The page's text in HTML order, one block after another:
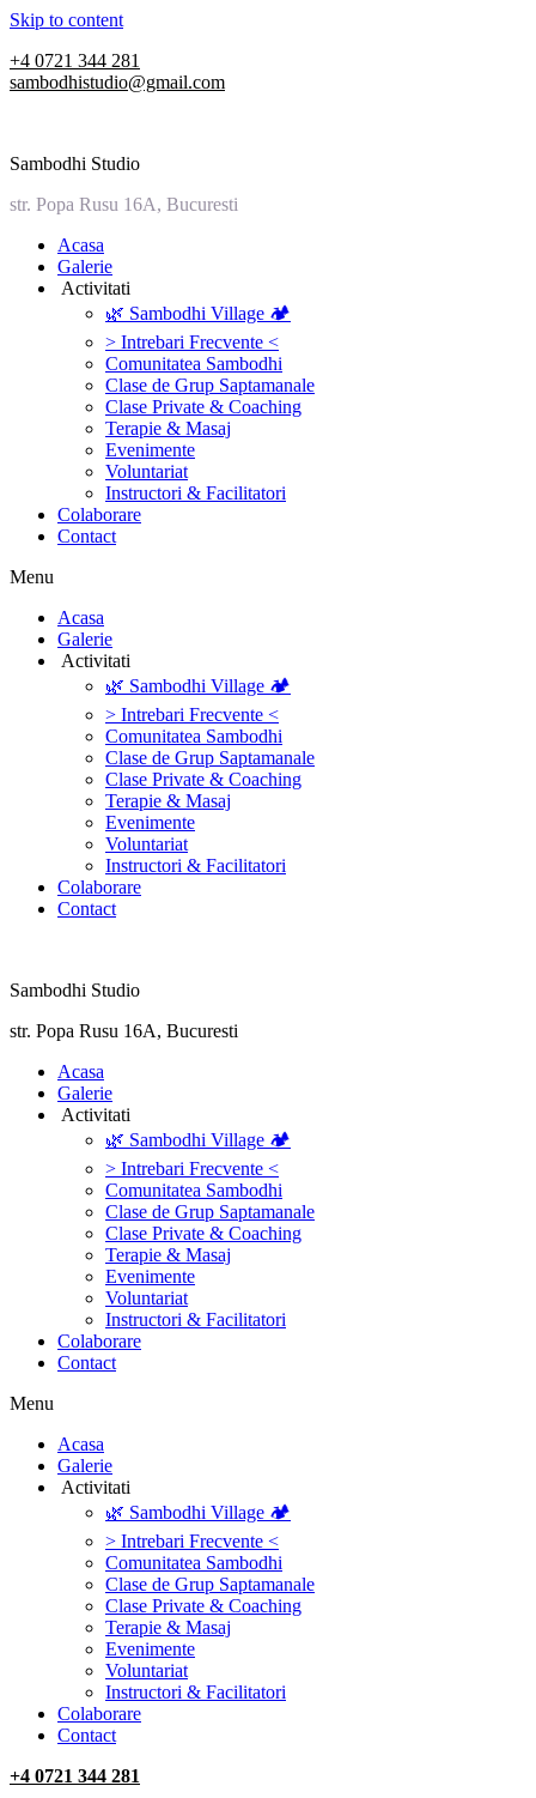
Skip to content
+4 0721 344 281
sambodhistudio@gmail.com
Sambodhi Studio
str. Popa Rusu 16A, Bucuresti
‎Acasa
Galerie
‎ ‎Activitati‎
🌿 Sambodhi Village 🏕️
> Intrebari Frecvente <
Comunitatea Sambodhi
Clase de Grup Saptamanale
Clase Private & Coaching
Terapie & Masaj
‎Evenimente
Voluntariat
‏‏‎Instructori & Facilitatori
Colaborare
Contact
Menu
‎Acasa
Galerie
‎ ‎Activitati‎
🌿 Sambodhi Village 🏕️
> Intrebari Frecvente <
Comunitatea Sambodhi
Clase de Grup Saptamanale
Clase Private & Coaching
Terapie & Masaj
‎Evenimente
Voluntariat
‏‏‎Instructori & Facilitatori
Colaborare
Contact
Sambodhi Studio
str. Popa Rusu 16A, Bucuresti
‎Acasa
Galerie
‎ ‎Activitati‎
🌿 Sambodhi Village 🏕️
> Intrebari Frecvente <
Comunitatea Sambodhi
Clase de Grup Saptamanale
Clase Private & Coaching
Terapie & Masaj
‎Evenimente
Voluntariat
‏‏‎Instructori & Facilitatori
Colaborare
Contact
Menu
‎Acasa
Galerie
‎ ‎Activitati‎
🌿 Sambodhi Village 🏕️
> Intrebari Frecvente <
Comunitatea Sambodhi
Clase de Grup Saptamanale
Clase Private & Coaching
Terapie & Masaj
‎Evenimente
Voluntariat
‏‏‎Instructori & Facilitatori
Colaborare
Contact
+4 0721 344 281